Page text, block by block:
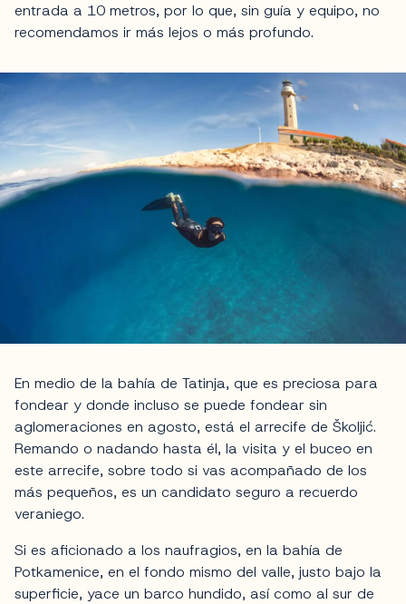
entrada a 10 metros, por lo que, sin guía y equipo, no
recomendamos ir más lejos o más profundo.
En medio de la bahía de Tatinja, que es preciosa para
fondear y donde incluso se puede fondear sin
aglomeraciones en agosto, está el arrecife de Školjić.
Remando o nadando hasta él, la visita y el buceo en
este arrecife, sobre todo si vas acompañado de los
más pequeños, es un candidato seguro a recuerdo
veraniego.
Si es aficionado a los naufragios, en la bahía de
Potkamenice, en el fondo mismo del valle, justo bajo la
superficie, yace un barco hundido, así como al sur de